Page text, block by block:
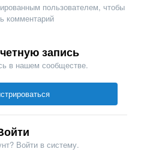
пользователем, чтобы
комментарий
запись
в нашем сообществе.
Войти в систему.